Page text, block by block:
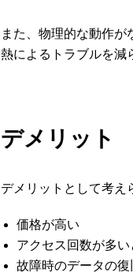
また、物理的な動作
熱によるトラブルを減
デメリット
デメリットとして考え
価格が高い
アクセス回数が多
故障時のデータの復